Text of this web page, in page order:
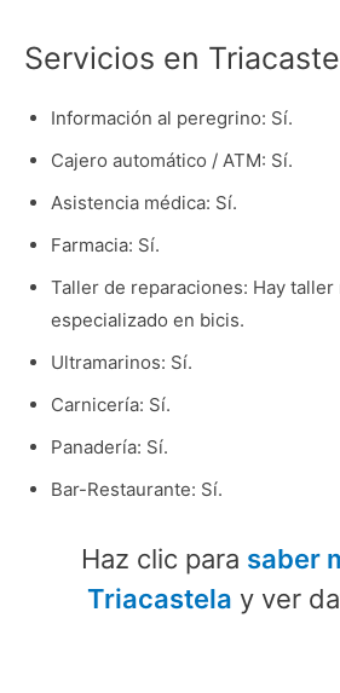
Servicios en
Información al peregrino: Sí.
Cajero automático / ATM: Sí.
Asistencia médica: Sí.
Farmacia: Sí.
Taller de reparaciones: Hay
especializado en bicis.
Ultramarinos: Sí.
Carnicería: Sí.
Panadería: Sí.
Bar-Restaurante: Sí.
Haz clic para saber
Triacastela y ver